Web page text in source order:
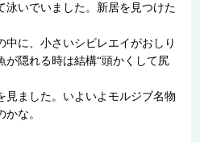
泳いでいました。新居を見つけた
中に、小さいシビレエイがおしり
が隠れる時は結構“頭かくして尻
見ました。いよいよモルジブ名物
な。